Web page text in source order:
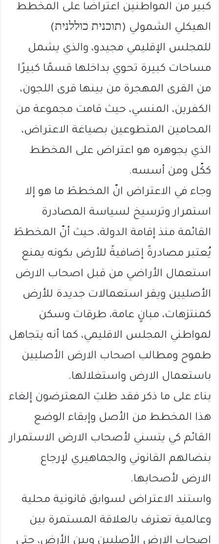
كبير من المواطنين اعتراضًا على المخطط
الهيكلي الشمولي (תוכנית כוללנית)
للمجلس الإقليمي مجيدو، والذي يشمل
مساحات كبيرة تحوي بداخلها قسمًا كبيرًا
من القرى المهجرة من بينها قرى اللجون،
الكفرين، المنسي، حيث قامت مجموعة من
المحامين المتطوعين بصياغة الاعتراض،
الذي بجوهره هو اعتراض على المخطط
ككّل ومن أسسه.
وجاء في الاعتراض انّ المخططَ ما هو إلا
استمرار وترسيخ لسياسة المصادرة
القائمة منذ إقامة الدولة، حيث أنّ المخططَ
يُعتبر مصادرةً إضافيةً للأرض بكونه يمنع
استعمال الأراضي من قبل اصحاب الارض
الأصليين ويقر استعمالات جديدة للأرض
كمنتزهات، مبانٍ عامة، طرقات وسكن
لمواطني المجلس الاقليمي، كما أنه يتجاهل
طموح ومطالب اصحاب الارض الأصليين
باستعمال الارض واستغلالها.
بناء على ما ذكر فقد طلبَ المعترضون إلغاء
هذا المخطط من الأصل وإبقاء الوضع
القائم كي يتسني لأصحاب الارض الاستمرار
بنضالهم القانوني والجماهيري لإرجاع
الارض لأصحابها.
واستند الاعتراض لسوابق قانونية محلية
وعالمية تعترف بالعلاقة المستمرة بين